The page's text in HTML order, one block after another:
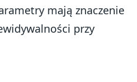
mają znaczenie
przy